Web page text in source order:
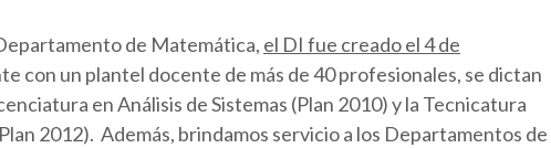
de Matemática, el DI fue creado el 4 de
con un plantel docente de más de 40 profesionales, se dictan
en Análisis de Sistemas (Plan 2010) y la Tecnicatura
2012). Además, brindamos servicio a los Departamentos de